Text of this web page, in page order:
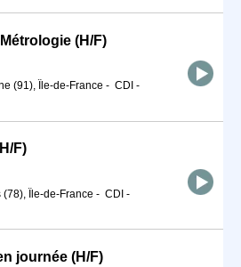
(H/F)
(91), Île-de-France - CDI -
F)
Île-de-France - CDI -
journée (H/F)